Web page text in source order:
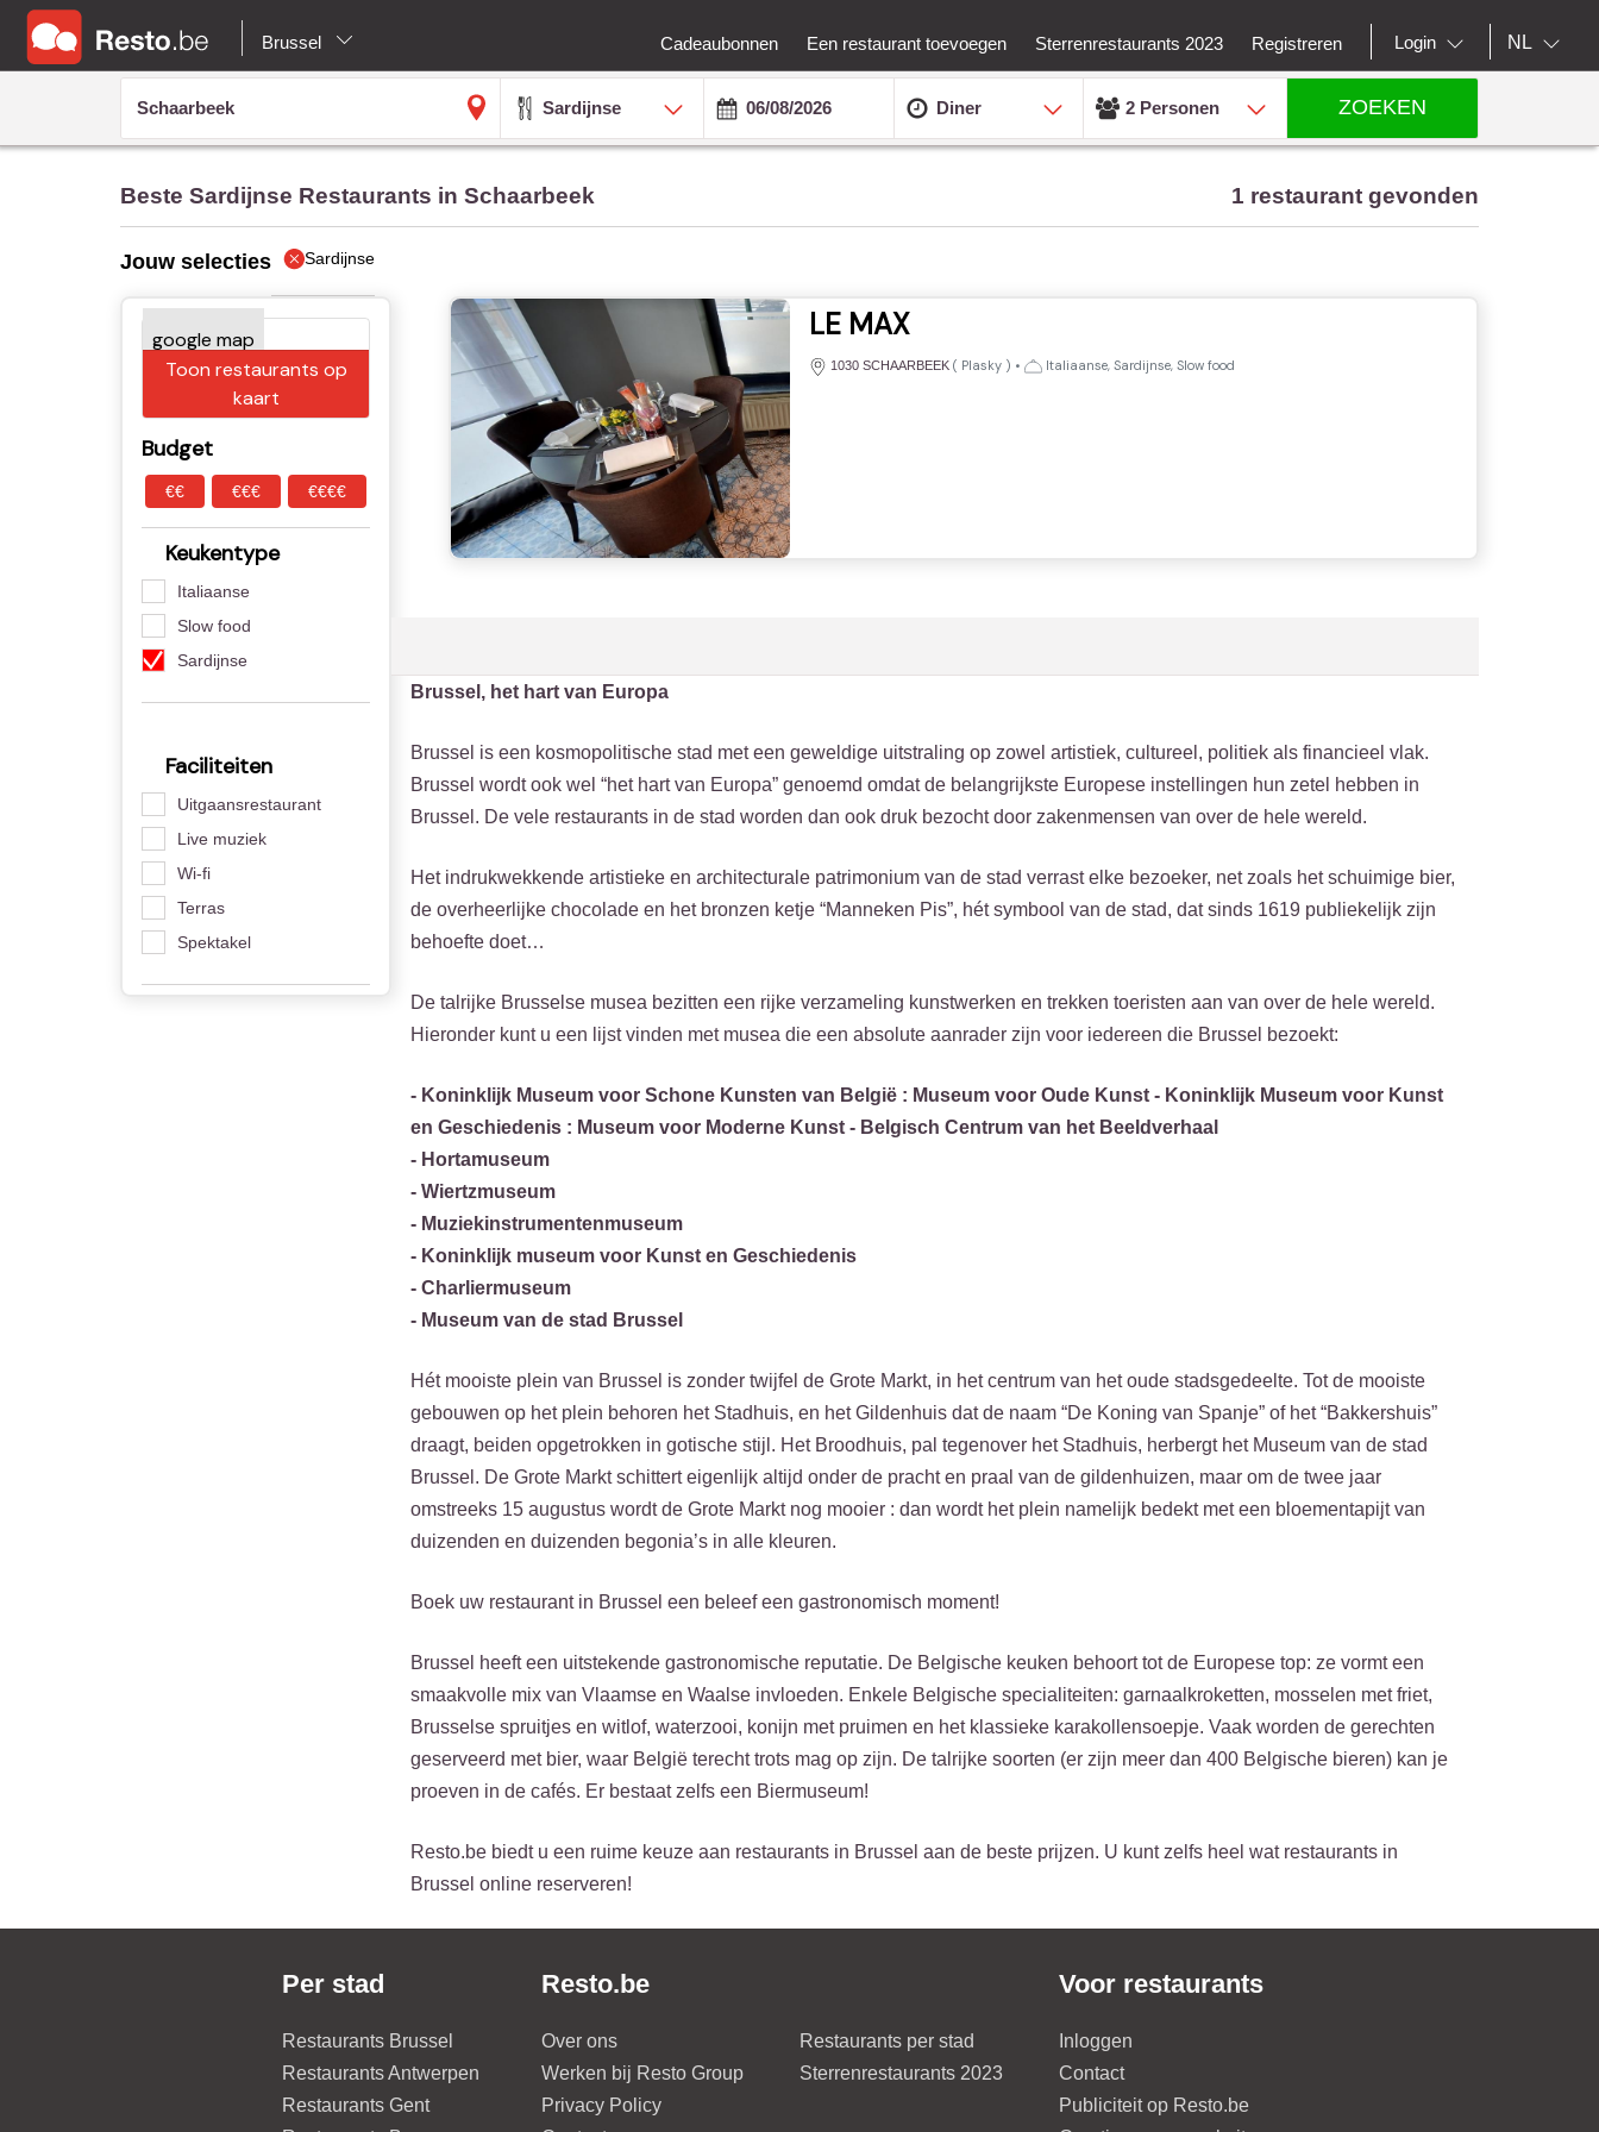
Brussel Cadeaubonnen Een restaurant toevoegen Sterrenrestaurants 2023 Registreren Login NL
Sardijnse Diner 2 Personen ZOEKEN
Beste Sardijnse Restaurants in Schaarbeek 1 restaurant gevonden
Jouw selecties Sardijnse
Toon restaurants op
kaart
Budget
€€ €€€ €€€€
Keukentype
Italiaanse
Slow food
Sardijnse
Faciliteiten
Uitgaansrestaurant
Live muziek
Wi-fi
Terras
Spektakel
LE MAX
1030 SCHAARBEEK ( Plasky) • Italiaanse, Sardijnse, Slow food
Brussel, het hart van Europa
Brussel is een kosmopolitische stad met een geweldige uitstraling op zowel artistiek, cultureel, politiek als financieel vlak.
Brussel wordt ook wel “het hart van Europa” genoemd omdat de belangrijkste Europese instellingen hun zetel hebben in
Brussel. De vele restaurants in de stad worden dan ook druk bezocht door zakenmensen van over de hele wereld.
Het indrukwekkende artistieke en architecturale patrimonium van de stad verrast elke bezoeker, net zoals het schuimige bier,
de overheerlijke chocolade en het bronzen ketje “Manneken Pis”, hét symbool van de stad, dat sinds 1619 publiekelijk zijn
behoefte doet…
De talrijke Brusselse musea bezitten een rijke verzameling kunstwerken en trekken toeristen aan van over de hele wereld.
Hieronder kunt u een lijst vinden met musea die een absolute aanrader zijn voor iedereen die Brussel bezoekt:
- Koninklijk Museum voor Schone Kunsten van België : Museum voor Oude Kunst - Koninklijk Museum voor Kunst
en Geschiedenis : Museum voor Moderne Kunst - Belgisch Centrum van het Beeldverhaal
- Hortamuseum
- Wiertzmuseum
- Muziekinstrumentenmuseum
- Koninklijk museum voor Kunst en Geschiedenis
- Charliermuseum
- Museum van de stad Brussel
Hét mooiste plein van Brussel is zonder twijfel de Grote Markt, in het centrum van het oude stadsgedeelte. Tot de mooiste
gebouwen op het plein behoren het Stadhuis, en het Gildenhuis dat de naam “De Koning van Spanje” of het “Bakkershuis”
draagt, beiden opgetrokken in gotische stijl. Het Broodhuis, pal tegenover het Stadhuis, herbergt het Museum van de stad
Brussel. De Grote Markt schittert eigenlijk altijd onder de pracht en praal van de gildenhuizen, maar om de twee jaar
omstreeks 15 augustus wordt de Grote Markt nog mooier : dan wordt het plein namelijk bedekt met een bloementapijt van
duizenden en duizenden begonia’s in alle kleuren.
Boek uw restaurant in Brussel een beleef een gastronomisch moment!
Brussel heeft een uitstekende gastronomische reputatie. De Belgische keuken behoort tot de Europese top: ze vormt een
smaakvolle mix van Vlaamse en Waalse invloeden. Enkele Belgische specialiteiten: garnaalkroketten, mosselen met friet,
Brusselse spruitjes en witlof, waterzooi, konijn met pruimen en het klassieke karakollensoepje. Vaak worden de gerechten
geserveerd met bier, waar België terecht trots mag op zijn. De talrijke soorten (er zijn meer dan 400 Belgische bieren) kan je
proeven in de cafés. Er bestaat zelfs een Biermuseum!
Resto.be biedt u een ruime keuze aan restaurants in Brussel aan de beste prijzen. U kunt zelfs heel wat restaurants in
Brussel online reserveren!
Per stad
Restaurants Brussel
Restaurants Antwerpen
Restaurants Gent
Resto.be
Over ons
Werken bij Resto Group
Privacy Policy
Restaurants per stad
Sterrenrestaurants 2023
Voor restaurants
Inloggen
Contact
Publiciteit op Resto.be